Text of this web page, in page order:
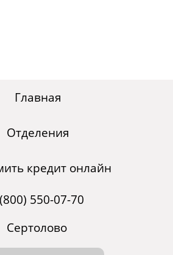
Главная
Отделения
кредит онлайн
550-07-70
Сертолово